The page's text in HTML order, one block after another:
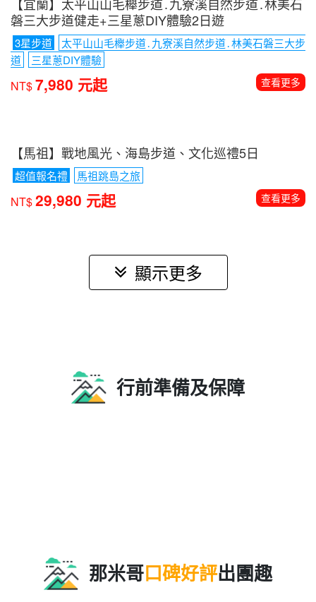
磐三大步道健走+三星蔥DIY體驗2日遊
3星步道
太平山山毛櫸步道․九寮溪自然步道․林美石磐三大步
道
三星蔥DIY體驗
NT$7,980 元起 查看更多
【馬祖】戰地風光、海島步道、文化巡禮5日
超值報名禮 馬祖跳島之旅
NT$29,980 元起 查看更多
顯示更多
行前準備及保障
那米哥口碑好評出團趣